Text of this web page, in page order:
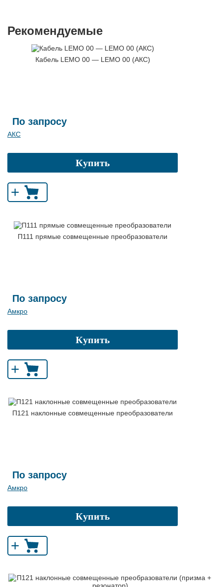
Рекомендуемые
Кабель LEMO 00 — LEMO 00 (АКС)
По запросу
АКС
Купить
+
П111 прямые совмещенные преобразователи
По запросу
Амкро
Купить
+
П121 наклонные совмещенные преобразователи
По запросу
Амкро
Купить
+